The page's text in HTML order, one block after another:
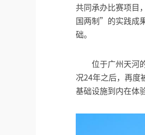
共同承办比赛项目
国两制”的实践成
础。
位于广州天河
况24年之后，再度
基础设施到内在体